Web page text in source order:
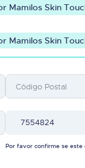
Mamilos Skin
Mamilos Skin
Por favor confirme se este